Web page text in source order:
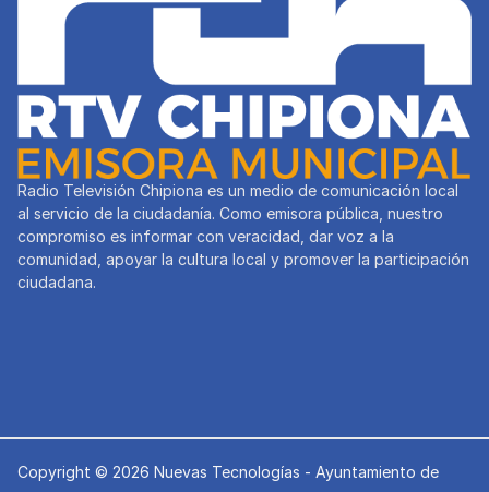
Radio Televisión Chipiona es un medio de comunicación local
al servicio de la ciudadanía. Como emisora pública, nuestro
compromiso es informar con veracidad, dar voz a la
comunidad, apoyar la cultura local y promover la participación
ciudadana.
Copyright © 2026 Nuevas Tecnologías - Ayuntamiento de